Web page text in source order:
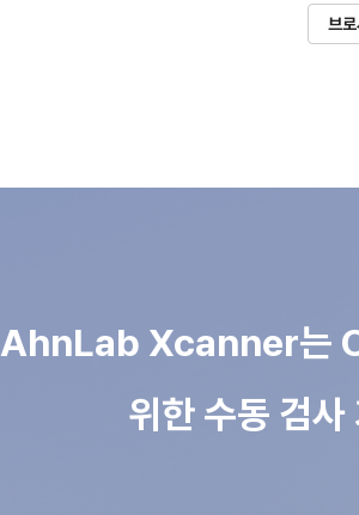
브로
AhnLab Xcanner는
위한 수동 검